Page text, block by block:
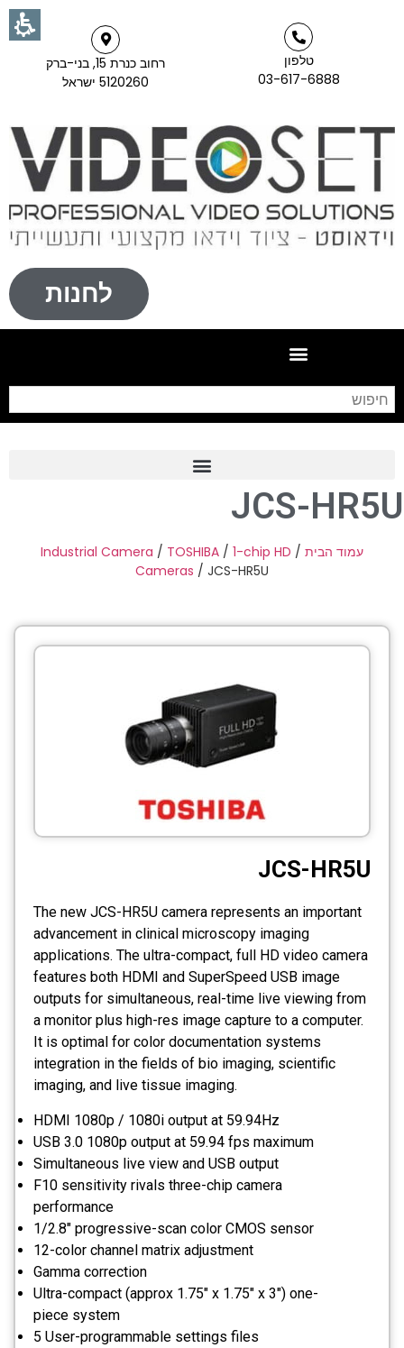
טלפון
03-617-6888
רחוב כנרת 15, בני-ברק
5120260 ישראל
לחנות
Frame Grabber
Industrial Camera
Professional Monitors
C-Mount Lenss
Professional Video Equipment
Visualizer
Fiber Optic
AV over IP
CCTV
Photo Printers
JCS-HR5U
עמוד הבית /
Industrial Camera / TOSHIBA / 1-chip HD
Cameras / JCS-HR5U
JCS-HR5U
The new JCS-HR5U camera represents an important
advancement in clinical microscopy imaging
applications. The ultra-compact, full HD video camera
features both HDMI and SuperSpeed USB image
outputs for simultaneous, real-time live viewing from
a monitor plus high-res image capture to a computer.
It is optimal for color documentation systems
integration in the fields of bio imaging, scientific
imaging, and live tissue imaging.
HDMI 1080p / 1080i output at 59.94Hz
USB 3.0 1080p output at 59.94 fps maximum
Simultaneous live view and USB output
F10 sensitivity rivals three-chip camera
performance
1/2.8" progressive-scan color CMOS sensor
12-color channel matrix adjustment
Gamma correction
Ultra-compact (approx 1.75" x 1.75" x 3") one-
piece system
5 User-programmable settings files